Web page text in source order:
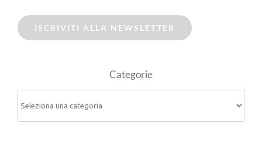
ISCRIVITI ALLA NEWSLETTER
Categorie